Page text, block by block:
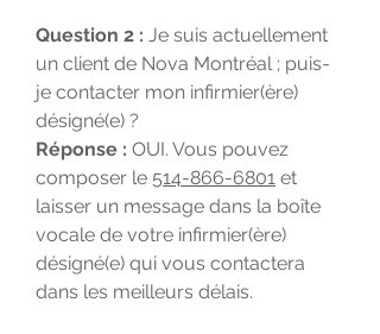
Question 2 : Je suis actuellement
un client de Nova Montréal ; puis-
je contacter mon infirmier(ère)
désigné(e) ?
Réponse : OUI. Vous pouvez
composer le 514-866-6801 et
laisser un message dans la boîte
vocale de votre infirmier(ère)
désigné(e) qui vous contactera
dans les meilleurs délais.